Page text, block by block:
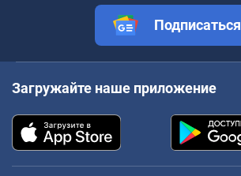
Подписаться
Загружайте наше приложение